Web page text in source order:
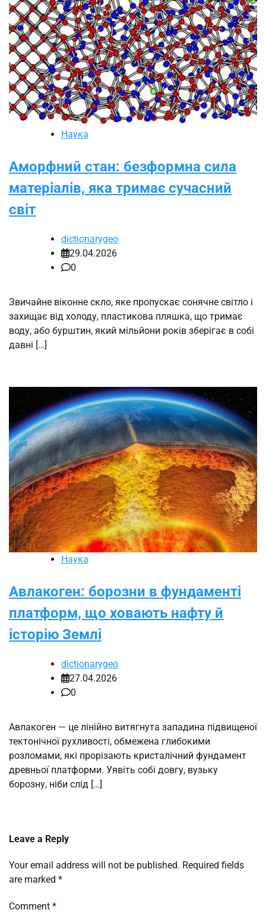
Наука
Аморфний стан: безформна сила
матеріалів, яка тримає сучасний
світ
dictionarygeo
29.04.2026
0
Звичайне віконне скло, яке пропускає сонячне світло і
захищає від холоду, пластикова пляшка, що тримає
воду, або бурштин, який мільйони років зберігає в собі
давні […]
Наука
Авлакоген: борозни в фундаменті
платформ, що ховають нафту й
історію Землі
dictionarygeo
27.04.2026
0
Авлакоген — це лінійно витягнута западина підвищеної
тектонічної рухливості, обмежена глибокими
розломами, які прорізають кристалічний фундамент
древньої платформи. Уявіть собі довгу, вузьку
борозну, ніби слід […]
Leave a Reply
Your email address will not be published. Required fields
are marked *
Comment *